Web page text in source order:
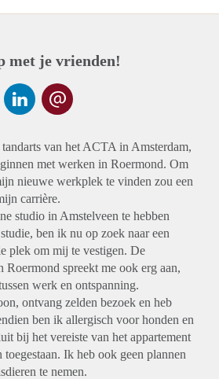
met je vrienden!
van het ACTA in Amsterdam,
met werken in Roermond. Om
nieuwe werkplek te vinden zou een
carrière.
studio in Amstelveen te hebben
ben ik nu op zoek naar een
plek om mij te vestigen. De
spreekt me ook erg aan,
werk en ontspanning.
ontvang zelden bezoek en heb
ben ik allergisch voor honden en
bij het vereiste van het appartement
Ik heb ook geen plannen
te nemen.